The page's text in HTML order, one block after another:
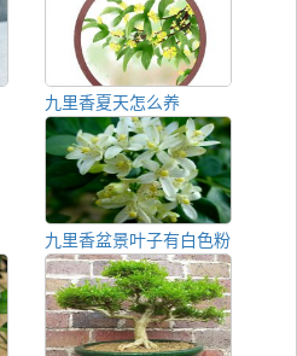
九里香夏天怎么养
九里香盆景叶子有白色粉